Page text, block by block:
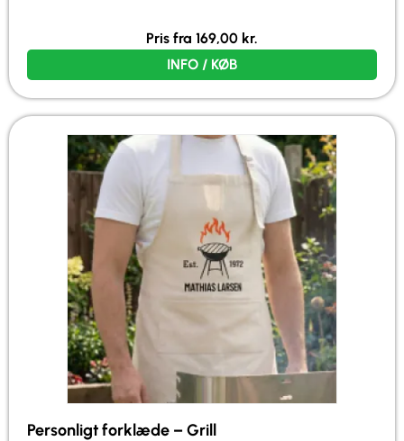
Pris fra 169,00 kr.
INFO / KØB
Personligt forklæde – Grill